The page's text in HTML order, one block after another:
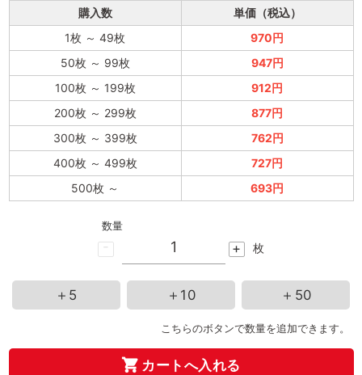
購入数
単価（税込）
1枚 ～ 49枚
970円
50枚 ～ 99枚
947円
100枚 ～ 199枚
912円
200枚 ～ 299枚
877円
300枚 ～ 399枚
762円
400枚 ～ 499枚
727円
500枚 ～ 693円
-
数量
+ 枚
＋5 ＋10 ＋50
こちらのボタンで数量を追加できます。
カートへ入れる